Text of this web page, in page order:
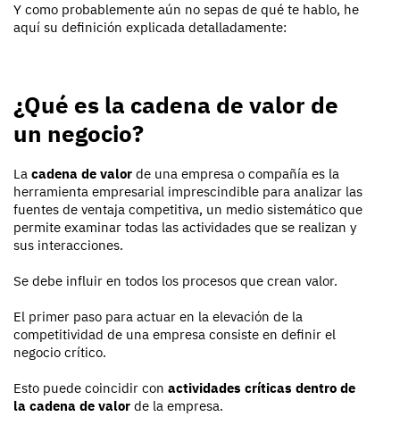
Y como probablemente aún no sepas de qué te hablo, he
aquí su definición explicada detalladamente:
¿Qué es la cadena de valor de
un negocio?
La cadena de valor de una empresa o compañía es la
herramienta empresarial imprescindible para analizar las
fuentes de ventaja competitiva, un medio sistemático que
permite examinar todas las actividades que se realizan y
sus interacciones.
Se debe influir en todos los procesos que crean valor.
El primer paso para actuar en la elevación de la
competitividad de una empresa consiste en definir el
negocio crítico.
Esto puede coincidir con actividades críticas dentro de
la cadena de valor de la empresa.